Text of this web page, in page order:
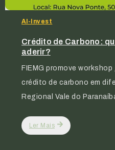
Al-Invest
Crédito de Carbono:
aderir?
FIEMG promove
crédito de carbono em
Regional Vale do
Ler Mais